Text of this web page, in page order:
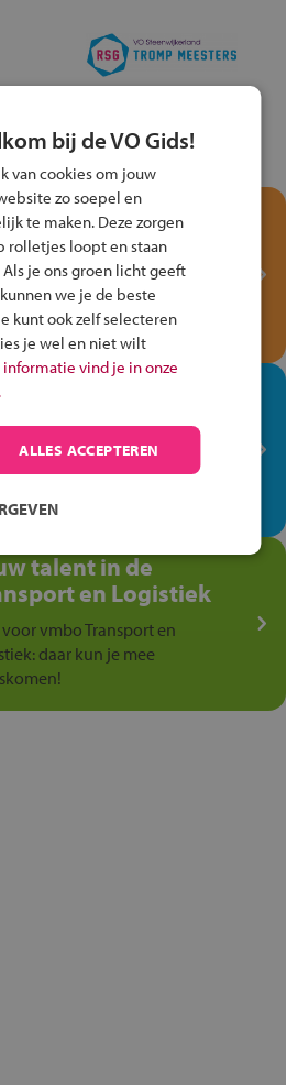
je kennis met het
Veilig
het Fiets Veilig Verkeersspel
een Cortina-fiets!
winkel ben je op je
via het vmbo jouw talent
winkelvloer, waar elke dag
is!
talent in de
en Logistiek
voor vmbo Transport en
daar kun je mee
bij de VO Gids!
van cookies om jouw
zo soepel en
te maken. Deze zorgen
rolletjes loopt en staan
je ons groen licht geeft
we je de beste
kunt ook zelf selecteren
je wel en niet wilt
informatie vind je in onze
ALLES ACCEPTEREN